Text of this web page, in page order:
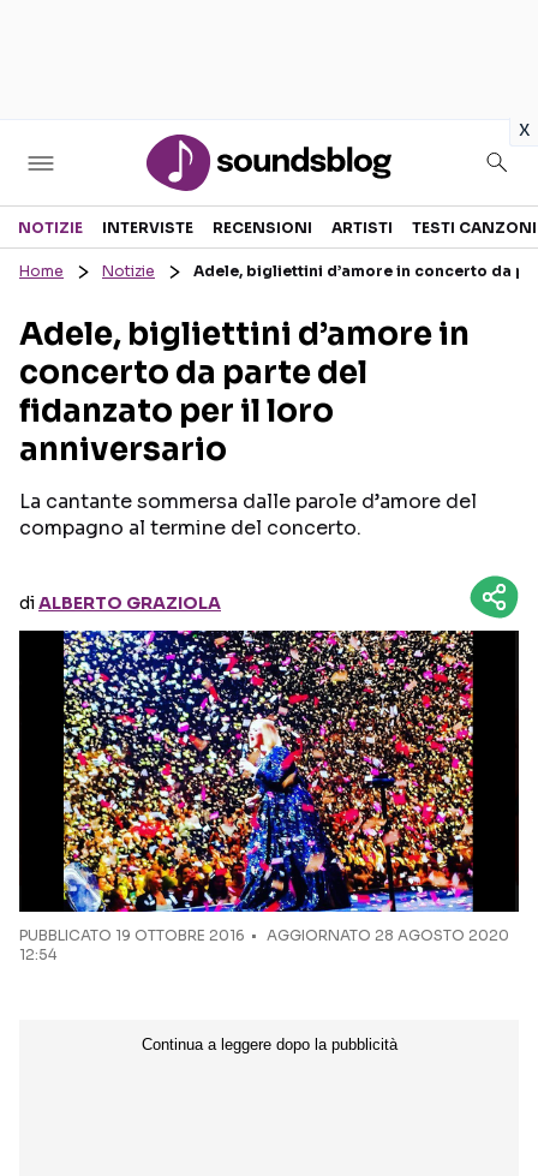
x
Sezioni
RECENSIONI MUSICALI
INTERVISTE
GOSSIP E CURIOSITÀ
TESTI CANZONI
TOUR ED EVENTI
TALENT SHOW
Seguici sui social
NOTIZIE INTERVISTE RECENSIONI ARTISTI TESTI CANZONI
Home Notizie Adele, bigliettini d’amore in concerto da
Adele, bigliettini d’amore in
concerto da parte del
fidanzato per il loro
anniversario
La cantante sommersa dalle parole d’amore del
compagno al termine del concerto.
diALBERTO GRAZIOLA
PUBBLICATO 19 OTTOBRE 2016
AGGIORNATO 28 AGOSTO 2020
12:54